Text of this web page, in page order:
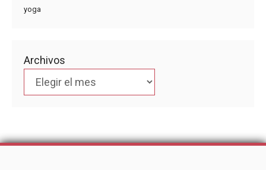
yoga
Archivos